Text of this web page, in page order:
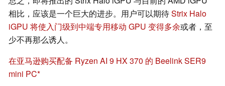
相比，应该是一个巨大的进步。用户可以期待Strix Halo
iGPU 将使入门级到中端专用移动 GPU 变得多余或者，至
少不再那么诱人。
在亚马逊购买配备 Ryzen AI 9 HX 370 的 Beelink SER9
mini PC